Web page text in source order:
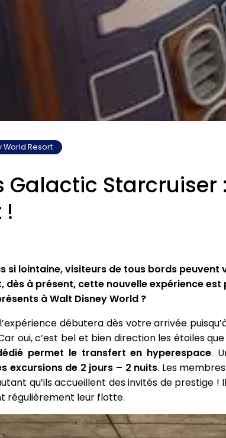
World Resort
Galactic Starcruiser
!
si lointaine, visiteurs de tous bords
dès à présent, cette nouvelle expérience
à Walt Disney World ?
débutera dès votre arrivée
oui, c’est bel et bien direction les étoiles
permet le transfert en hyperespace.
excursions de 2 jours – 2 nuits. Les
qu’ils accueillent des invités de
régulièrement leur flotte.